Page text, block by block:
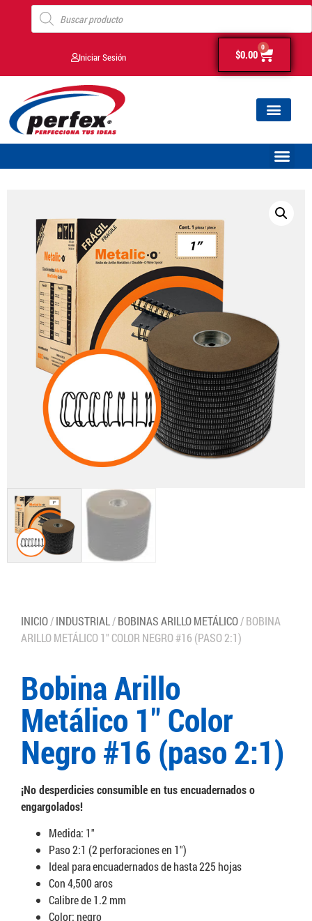
Iniciar Sesión $0.00
0
INICIO/INDUSTRIAL/BOBINAS ARILLO METÁLICO/ BOBINA
ARILLO METÁLICO 1″ COLOR NEGRO #16 (PASO 2:1)
Bobina Arillo
Metálico 1″ Color
Negro #16 (paso 2:1)
¡No desperdicies consumible en tus encuadernados o
engargolados!
Medida: 1″
Paso 2:1 (2 perforaciones en 1″)
Ideal para encuadernados de hasta 225 hojas
Con 4,500 aros
Calibre de 1.2 mm
Color: negro